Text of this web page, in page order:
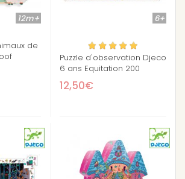
12m+
de
6+
Puzzle d'observation Djeco
6 ans Equitation 200
pièces
12,50€